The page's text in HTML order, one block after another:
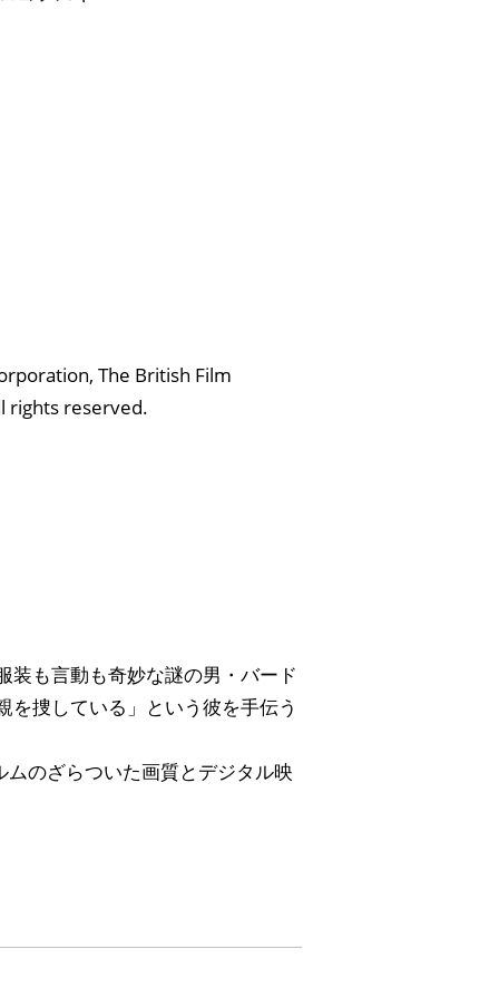
The British Film
rights reserved.
装も言動も奇妙な謎の男・バード
捜している」という彼を手伝う
のざらついた画質とデジタル映